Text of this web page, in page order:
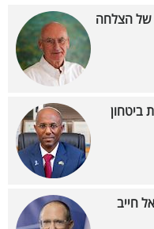
של הצלחה
ביטחון
חייב